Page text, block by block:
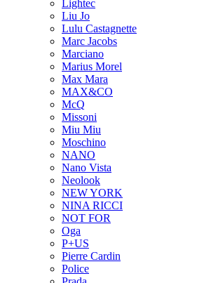
Lightec
Liu Jo
Lulu Castagnette
Marc Jacobs
Marciano
Marius Morel
Max Mara
MAX&CO
McQ
Missoni
Miu Miu
Moschino
NANO
Nano Vista
Neolook
NEW YORK
NINA RICCI
NOT FOR
Oga
P+US
Pierre Cardin
Police